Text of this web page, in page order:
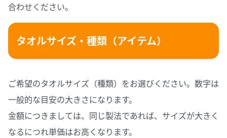
合わせください。
タオルサイズ・種類（アイテム）
ご希望のタオルサイズ（種類）をお選びください。数字は
一般的な目安の大きさになります。
金額につきましては、同じ製法であれば、サイズが大きく
なるにつれ単価はお高くなります。